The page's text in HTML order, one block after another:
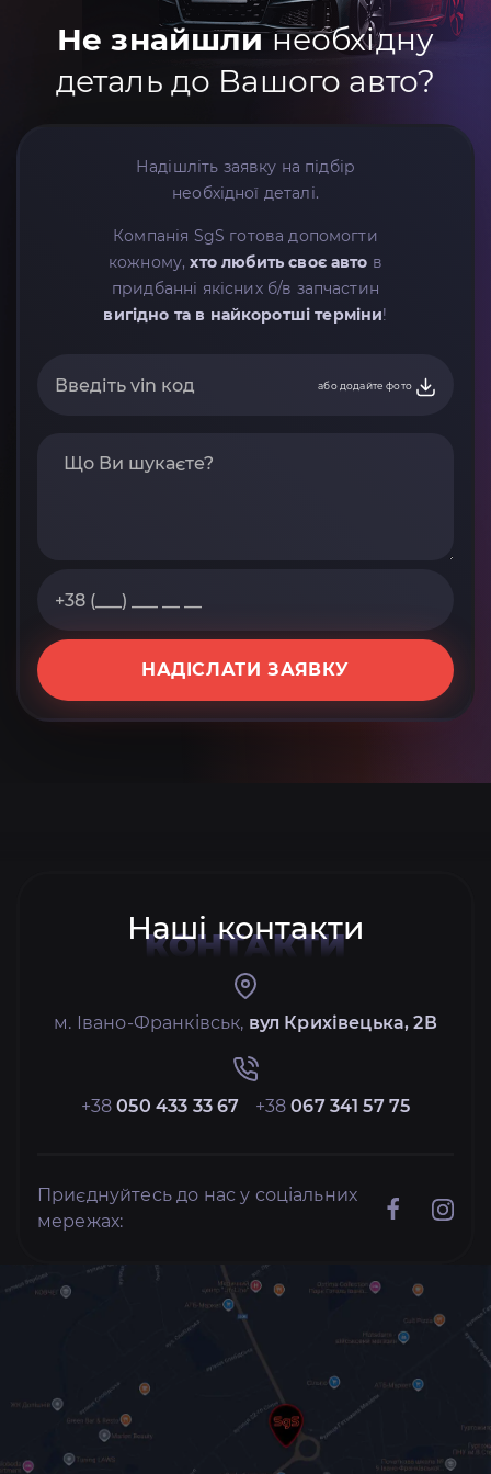
Не знайшлинеобхідну
деталь до Вашого авто?
Надішліть заявку на підбір
необхідної деталі.
Компанія SgS готова допомогти
кожному,хто любить своє авто в
придбанні якісних б/в запчастин
вигідно та в найкоротші терміни!
або додайте фото
НАДІСЛАТИ ЗАЯВКУ
Наші контакти
КОНТАКТИ
м. Івано-Франківськ, вул Крихівецька, 2В
+38050 433 33 67 +38067 341 57 75
Приєднуйтесь до нас у соціальних
мережах: